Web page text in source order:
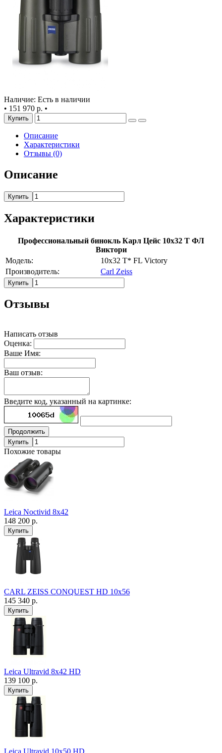
Наличие: Есть в наличии
• 151 970 р. •
Купить
Описание
Характеристики
Отзывы (0)
Описание
Купить
Характеристики
Профессиональный бинокль Карл Цейс 10х32 Т ФЛ
Виктори
Модель:
10x32 T* FL Victory
Производитель:
Carl Zeiss
Купить
Отзывы
Написать отзыв
Оценка:
Ваше Имя:
Ваш отзыв:
Введите код, указанный на картинке:
Продолжить
Купить
Похожие товары
Leica Noctivid 8x42
148 200 р.
CARL ZEISS CONQUEST HD 10x56
145 340 р.
Leica Ultravid 8x42 HD
139 100 р.